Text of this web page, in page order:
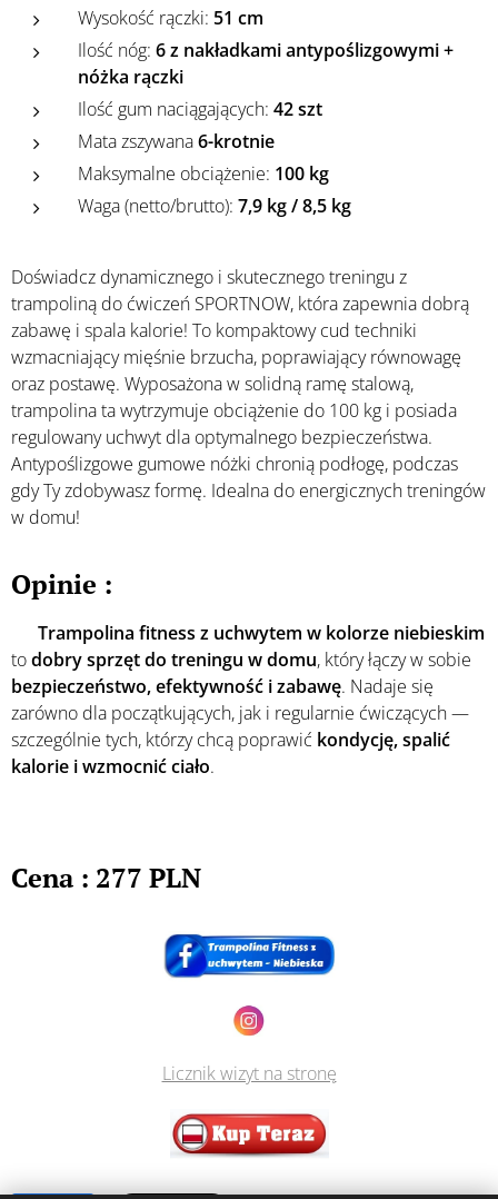
Wysokość rączki: 51 cm
Ilość nóg: 6 z nakładkami antypoślizgowymi +
nóżka rączki
Ilość gum naciągających: 42 szt
Mata zszywana6-krotnie
Maksymalne obciążenie: 100 kg
Waga (netto/brutto): 7,9 kg / 8,5 kg
Doświadcz dynamicznego i skutecznego treningu z
trampoliną do ćwiczeń SPORTNOW, która zapewnia dobrą
zabawę i spala kalorie! To kompaktowy cud techniki
wzmacniający mięśnie brzucha, poprawiający równowagę
oraz postawę. Wyposażona w solidną ramę stalową,
trampolina ta wytrzymuje obciążenie do 100 kg i posiada
regulowany uchwyt dla optymalnego bezpieczeństwa.
Antypoślizgowe gumowe nóżki chronią podłogę, podczas
gdy Ty zdobywasz formę. Idealna do energicznych treningów
w domu!
Opinie :
Trampolina fitness z uchwytem w kolorze niebieskim
todobry sprzęt do treningu w domu, który łączy w sobie
bezpieczeństwo, efektywność i zabawę. Nadaje się
zarówno dla początkujących, jak i regularnie ćwiczących —
szczególnie tych, którzy chcą poprawić kondycję, spalić
kalorie i wzmocnić ciało.
Cena : 277 PLN
Licznik wizyt na stronę